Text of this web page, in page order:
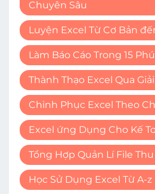
Chuyên Sâu
Luyện Excel Từ Cơ Bản
Làm Báo Cáo Trong 15
Thành Thạo Excel Qua
Chinh Phục Excel Theo
Excel ứng Dụng Cho Kế
Tổng Hợp Quản Lí File
Học Sử Dụng Excel Từ A-z